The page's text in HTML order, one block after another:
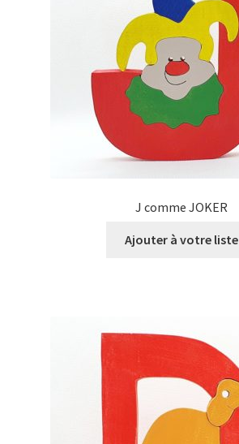
J comme JOKER
Ajouter à votre liste